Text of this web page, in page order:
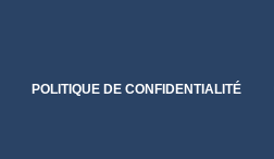
POLITIQUE DE CONFIDENTIALITÉ